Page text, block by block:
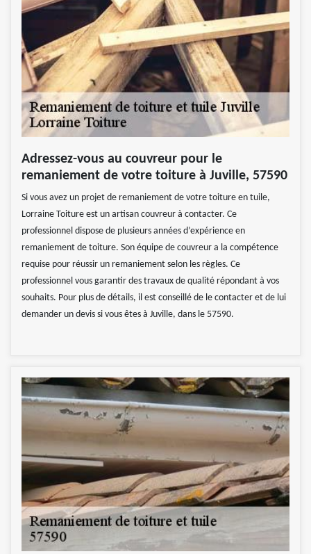
Adressez-vous au couvreur pour le
remaniement de votre toiture à Juville, 57590
Si vous avez un projet de remaniement de votre toiture en tuile,
Lorraine Toiture est un artisan couvreur à contacter. Ce
professionnel dispose de plusieurs années d’expérience en
remaniement de toiture. Son équipe de couvreur a la compétence
requise pour réussir un remaniement selon les règles. Ce
professionnel vous garantir des travaux de qualité répondant à vos
souhaits. Pour plus de détails, il est conseillé de le contacter et de lui
demander un devis si vous êtes à Juville, dans le 57590.